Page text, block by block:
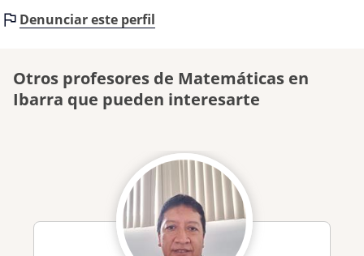
Denunciar este perfil
Otros profesores de Matemáticas en
Ibarra que pueden interesarte